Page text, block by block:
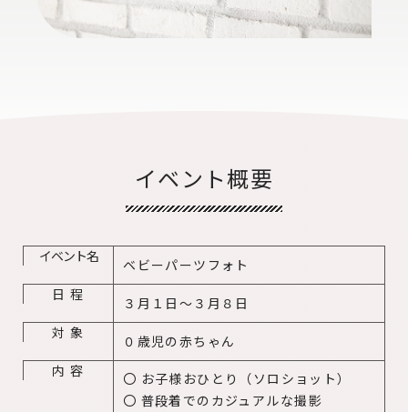
イベント概要
イベント名
ベビーパーツフォト
日 程
３月１日～３月８日
対 象
０歳児の赤ちゃん
内 容
お子様おひとり（ソロショット）
普段着でのカジュアルな撮影